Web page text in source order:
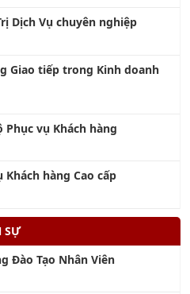
Dịch Vụ chuyên nghiệp
Giao tiếp trong Kinh doanh
Phục vụ Khách hàng
Khách hàng Cao cấp
SỰ
Đào Tạo Nhân Viên